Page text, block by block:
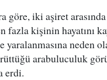
göre, iki aşiret
fazla kişinin hayatını
neden
arabuluculuk
erdi.